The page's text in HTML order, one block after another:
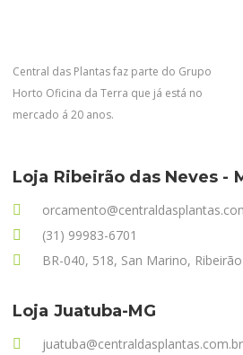
Central das Plantas faz parte do Grupo
Horto Oficina da Terra que já está no
mercado á 20 anos.
Loja Ribeirão das Neves -
(31) 99983-6701
BR-040, 518, San Marino,
Loja Juatuba-MG
juatuba@centraldasplantas.com.br